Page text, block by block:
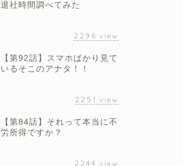
退社時間調べてみた
2296 view
【第92話】スマホばかり見て
いるそこのアナタ！！
2251 view
【第84話】それって本当に不
労所得ですか？
2244 view